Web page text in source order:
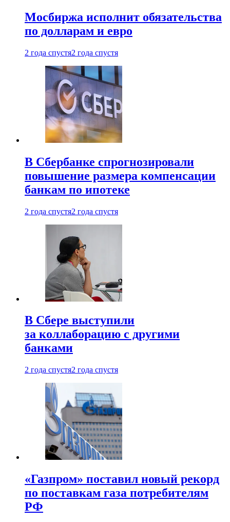
Мосбиржа исполнит обязательства
по долларам и евро
2 года спустя2 года спустя
В Сбербанке спрогнозировали
повышение размера компенсации
банкам по ипотеке
2 года спустя2 года спустя
В Сбере выступили
за коллаборацию с другими
банками
2 года спустя2 года спустя
«Газпром» поставил новый рекорд
по поставкам газа потребителям
РФ